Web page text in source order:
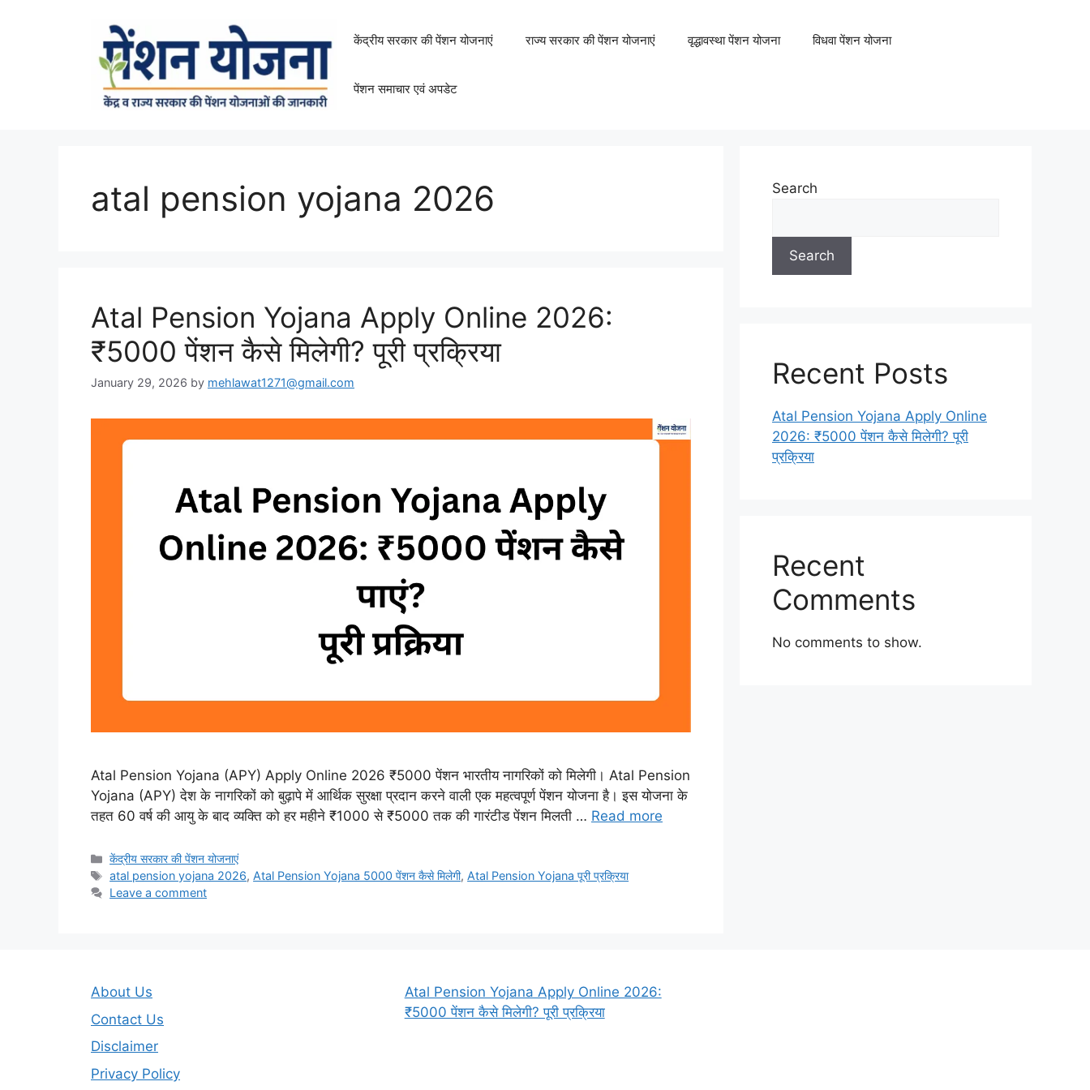
केंद्रीय सरकार की पेंशन योजनाएं राज्य सरकार की पेंशन योजनाएं वृद्धावस्था पेंशन योजना विधवा पेंशन योजना
पेंशन समाचार एवं अपडेट
atal pension yojana 2026
Atal Pension Yojana Apply Online 2026:
₹5000 पेंशन कैसे मिलेगी? पूरी प्रक्रिया
January 29, 2026 by mehlawat1271@gmail.com
Atal Pension Yojana (APY) Apply Online 2026 ₹5000 पेंशन भारतीय नागरिकों को मिलेगी। Atal Pension
Yojana (APY) देश के नागरिकों को बुढ़ापे में आर्थिक सुरक्षा प्रदान करने वाली एक महत्वपूर्ण पेंशन योजना है। इस योजना के
तहत 60 वर्ष की आयु के बाद व्यक्ति को हर महीने ₹1000 से ₹5000 तक की गारंटीड पेंशन मिलती … Read more
Categories
केंद्रीय सरकार की पेंशन योजनाएं
Tags
atal pension yojana 2026, Atal Pension Yojana 5000 पेंशन कैसे मिलेगी, Atal Pension Yojana पूरी प्रक्रिया
Leave a comment
Search
Search
Recent Posts
Atal Pension Yojana Apply Online
2026: ₹5000 पेंशन कैसे मिलेगी? पूरी
प्रक्रिया
Recent
Comments
No comments to show.
About Us
Contact Us
Disclaimer
Privacy Policy
Atal Pension Yojana Apply Online 2026:
₹5000 पेंशन कैसे मिलेगी? पूरी प्रक्रिया